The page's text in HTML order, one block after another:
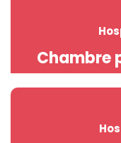
Chambre